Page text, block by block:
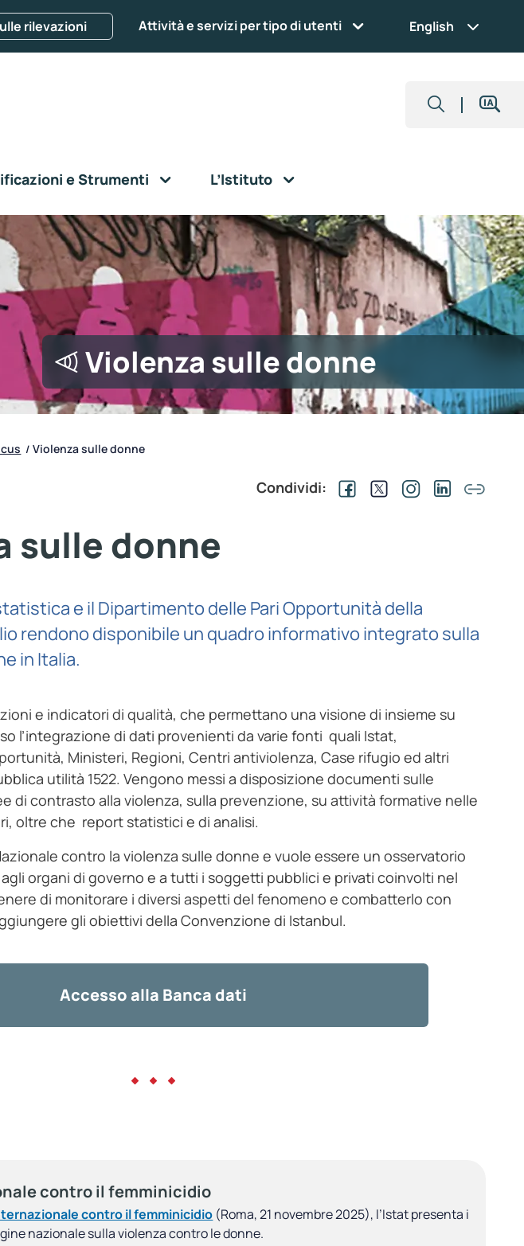
rilevazioni Attività e servizi per tipo di utenti English
e Strumenti L’Istituto
Violenza sulle donne
/ Violenza sulle donne
Condividi:
sulle donne
e il Dipartimento delle Pari Opportunità della
rendono disponibile un quadro informativo integrato sulla
in Italia.
e indicatori di qualità, che permettano una visione di insieme su
l’integrazione di dati provenienti da varie fonti quali Istat,
Ministeri, Regioni, Centri antiviolenza, Case rifugio ed altri
utilità 1522. Vengono messi a disposizione documenti sulle
di contrasto alla violenza, sulla prevenzione, su attività formative nelle
oltre che report statistici e di analisi.
contro la violenza sulle donne e vuole essere un osservatorio
organi di governo e a tutti i soggetti pubblici e privati coinvolti nel
di monitorare i diversi aspetti del fenomeno e combatterlo con
gli obiettivi della Convenzione di Istanbul.
Accesso alla Banca dati
contro il femminicidio
contro il femminicidio (Roma, 21 novembre 2025), l’Istat presenta i
nazionale sulla violenza contro le donne.